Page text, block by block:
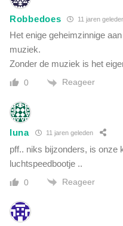
Robbedoes 11 jaren
Het enige geheimzinnige
muziek.
Zonder de muziek is het
0 Reageer
luna 11 jaren geleden
pff.. niks bijzonders, is onze
luchtspeedbootje ..
0 Reageer